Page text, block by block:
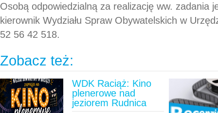
Osobą odpowiedzialną za realizację ww. zadania
kierownik Wydziału Spraw Obywatelskich w
52 56 42 518.
Zobacz też:
WDK Raciąż: Kino
plenerowe nad
jeziorem Rudnica